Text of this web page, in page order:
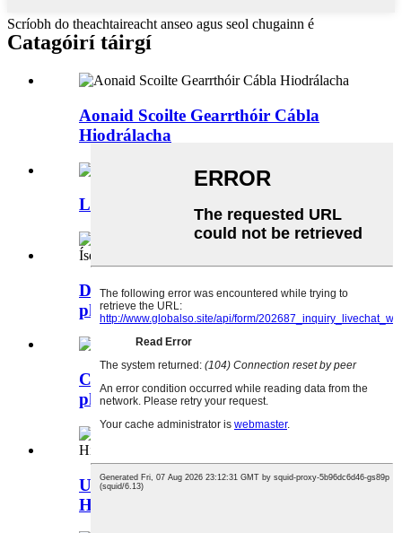
Scríobh do theachtaireacht anseo agus seol chugainn é
Catagóirí táirgí
Aonaid Scoilte Gearrthóir Cábla
Hiodrálacha
Lug cábla démhiotail DTL-8S
DTGY CHOPAIR CHOPAIR stáin-
phlátáilte Íseal voltage
Críochfort nascadh copair DTD (dhá
pholl)
Uirlis gearrtha sreang Cutter Cábla
Hiodrálacha